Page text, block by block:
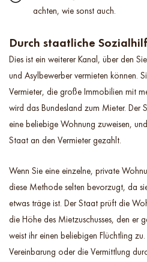
achten, wie sonst auch.
Durch staatliche
Dies ist ein weiterer Kanal, über den
und Asylbewerber vermieten können.
Vermieter, die große Immobilien mit
wird das Bundesland zum Mieter. Der
eine beliebige Wohnung zuweisen,
Staat an den Vermieter gezahlt.
Wenn Sie eine einzelne, private
diese Methode selten bevorzugt, da
etwas träge ist. Der Staat prüft die
die Höhe des Mietzuschusses, den er
weist ihr einen beliebigen Flüchtling
Vereinbarung oder die Vermittlung